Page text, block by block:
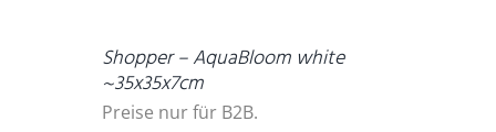
Shopper – AquaBloom white
~35x35x7cm
Preise nur für B2B.